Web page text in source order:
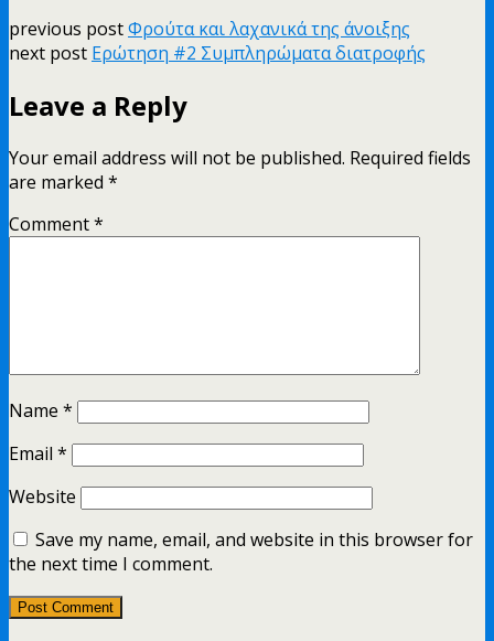
previous postΦρούτα και λαχανικά της άνοιξης
next post Ερώτηση #2 Συμπληρώματα διατροφής
Leave a Reply
Your email address will not be published. Required fields
are marked *
Comment*
Name *
Email *
Website
Save my name, email, and website in this browser for
the next time I comment.